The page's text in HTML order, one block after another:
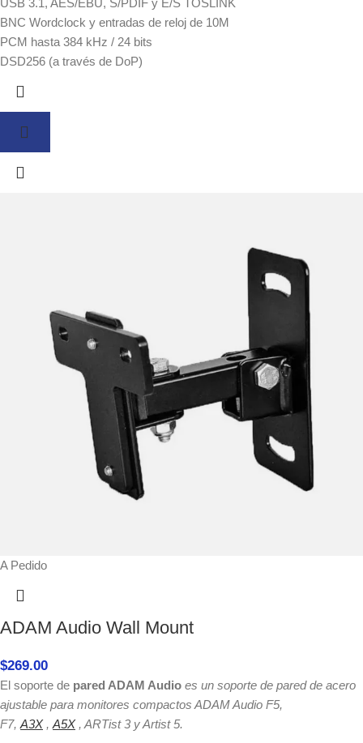
USB 3.1, AES/EBU, S/PDIF y E/S TOSLINK
BNC Wordclock y entradas de reloj de 10M
PCM hasta 384 kHz / 24 bits
DSD256 (a través de DoP)
A Pedido
ADAM Audio Wall Mount
$269.00
El soporte de pared ADAM Audio es un soporte de pared de acero
ajustable para monitores compactos ADAM Audio F5,
F7, A3X, A5X, ARTist 3 y Artist 5.